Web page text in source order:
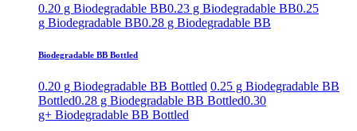
0.20 g Biodegradable BB0.23 g Biodegradable BB0.25
g Biodegradable BB0.28 g Biodegradable BB
Biodegradable BB Bottled
0.20 g Biodegradable BB Bottled 0.25 g Biodegradable BB
Bottled0.28 g Biodegradable BB Bottled0.30
g+ Biodegradable BB Bottled